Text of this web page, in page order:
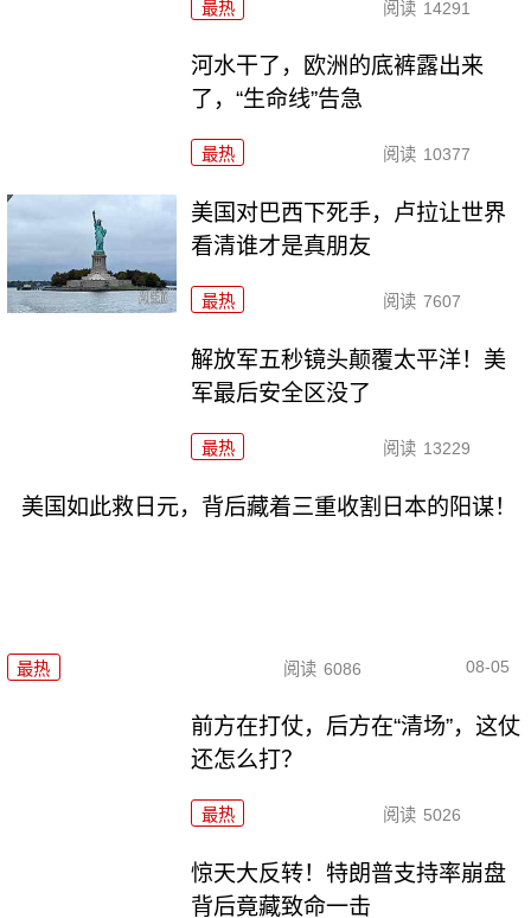
最热 阅读 14291
河水干了，欧洲的底裤露出来
了，“生命线”告急
最热 阅读 10377
美国对巴西下死手，卢拉让世界
看清谁才是真朋友
最热 阅读 7607
解放军五秒镜头颠覆太平洋！美
军最后安全区没了
最热 阅读 13229
美国如此救日元，背后藏着三重收割日本的阳谋！
最热 阅读 6086 08-05
前方在打仗，后方在“清场”，这仗
还怎么打？
最热 阅读 5026
惊天大反转！特朗普支持率崩盘
背后竟藏致命一击